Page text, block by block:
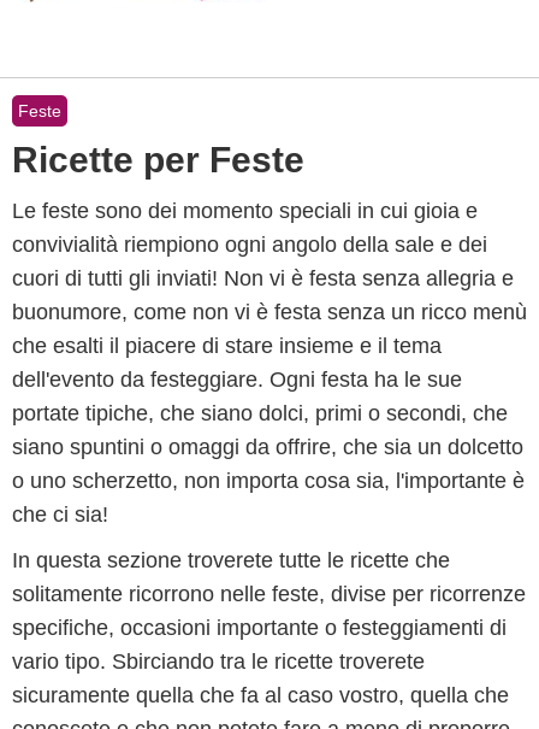
Feste
Ricette per Feste
Le feste sono dei momento speciali in cui gioia e
convivialità riempiono ogni angolo della sale e dei
cuori di tutti gli inviati! Non vi è festa senza allegria e
buonumore, come non vi è festa senza un ricco menù
che esalti il piacere di stare insieme e il tema
dell'evento da festeggiare. Ogni festa ha le sue
portate tipiche, che siano dolci, primi o secondi, che
siano spuntini o omaggi da offrire, che sia un dolcetto
o uno scherzetto, non importa cosa sia, l'importante è
che ci sia!
In questa sezione troverete tutte le ricette che
solitamente ricorrono nelle feste, divise per ricorrenze
specifiche, occasioni importante o festeggiamenti di
vario tipo. Sbirciando tra le ricette troverete
sicuramente quella che fa al caso vostro, quella che